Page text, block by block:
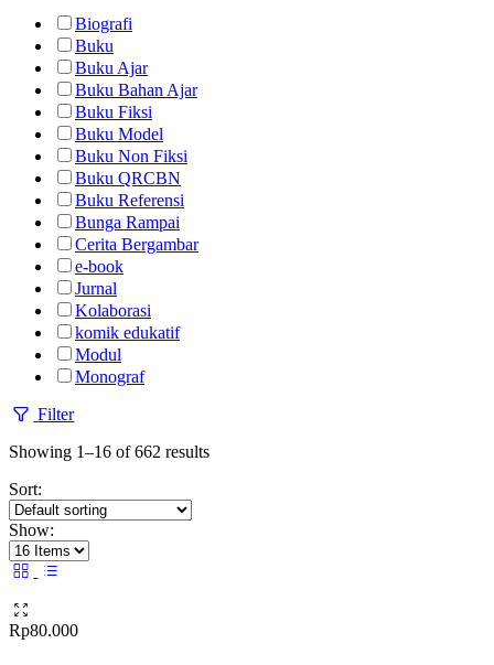
Biografi
Buku
Buku Ajar
Buku Bahan Ajar
Buku Fiksi
Buku Model
Buku Non Fiksi
Buku QRCBN
Buku Referensi
Bunga Rampai
Cerita Bergambar
e-book
Jurnal
Kolaborasi
komik edukatif
Modul
Monograf
Filter
Showing 1–16 of 662 results
Sort:
Show:
Rp80.000